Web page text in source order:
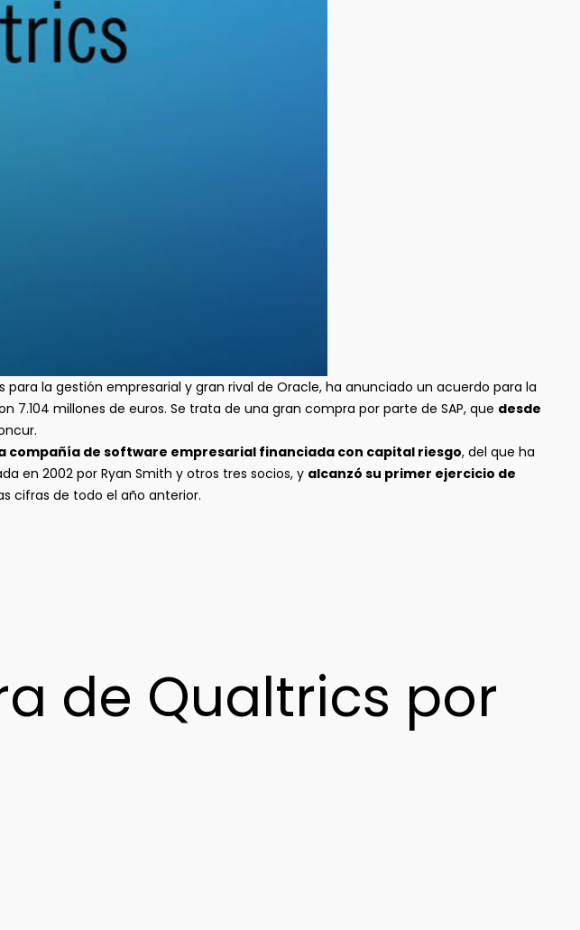
la gestión empresarial y gran rival de Oracle, ha anunciado un acuerdo para la
7.104 millones de euros. Se trata de una gran compra por parte de SAP, que desde
compañía de software empresarial financiada con capital riesgo, del que ha
en 2002 por Ryan Smith y otros tres socios, y alcanzó su primer ejercicio de
cifras de todo el año anterior.
de Qualtrics por